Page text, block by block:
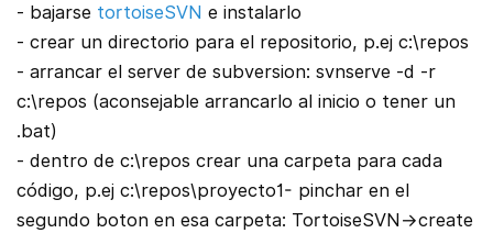
- bajarse tortoiseSVN e instalarlo
- crear un directorio para el repositorio, p.ej c:\repos
- arrancar el server de subversion: svnserve -d -r
c:\repos (aconsejable arrancarlo al inicio o tener un
.bat)
- dentro de c:\repos crear una carpeta para cada
código, p.ej c:\repos\proyecto1- pinchar en el
segundo boton en esa carpeta: TortoiseSVN->create